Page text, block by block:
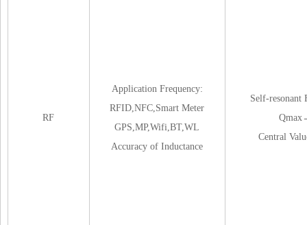
RF
Application Frequency:
RFID,NFC,Smart Meter
GPS,MP,Wifi,BT,WL
Accuracy of Inductance
Self-resonant
Central